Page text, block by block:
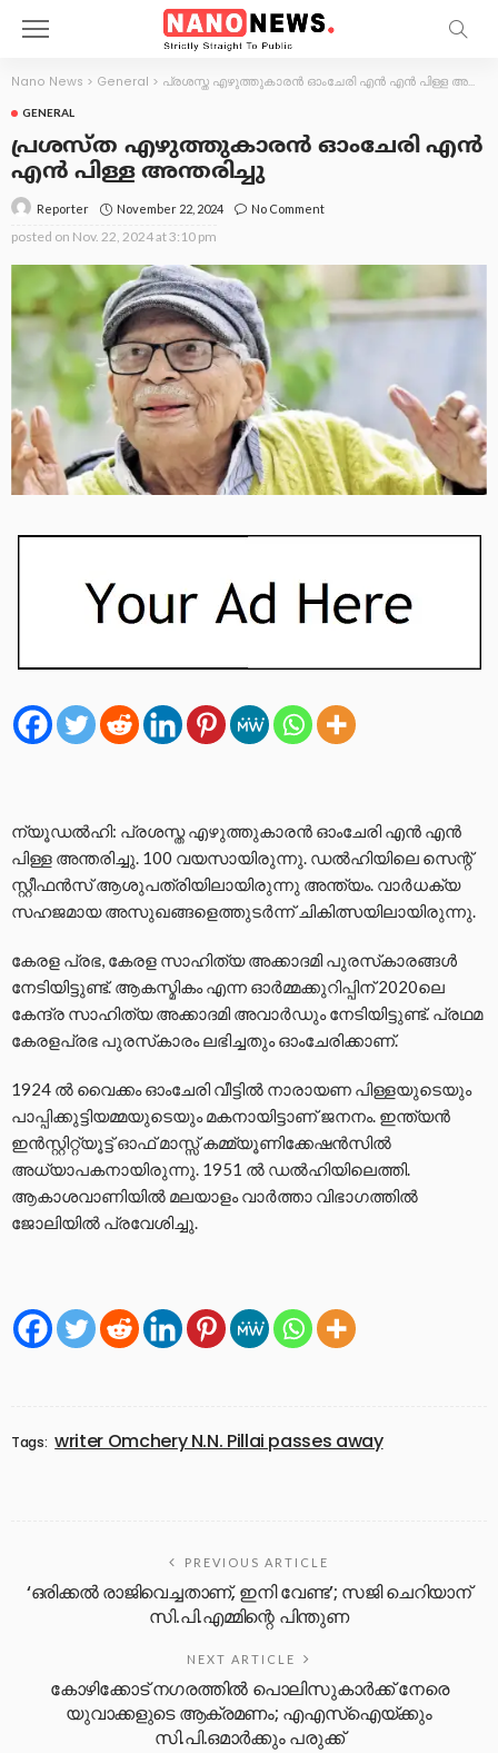
Nano News > General > പ്രശസ്ത എഴുത്തുകാരന്‍ ഓംചേരി എന്‍ എന്‍ പിള്ള അന്തരിച്ചു
GENERAL
പ്രശസ്ത എഴുത്തുകാരന്‍ ഓംചേരി എന്‍
എന്‍ പിള്ള അന്തരിച്ചു
Reporter November 22, 2024 No Comment
posted on Nov. 22, 2024 at 3:10 pm
ന്യൂഡല്‍ഹി: പ്രശസ്ത എഴുത്തുകാരന്‍ ഓംചേരി എന്‍ എന്‍
പിള്ള അന്തരിച്ചു. 100 വയസായിരുന്നു. ഡല്‍ഹിയിലെ സെന്റ്
സ്റ്റീഫന്‍സ് ആശുപത്രിയിലായിരുന്നു അന്ത്യം. വാര്‍ധക്യ
സഹജമായ അസുഖങ്ങളെത്തുടര്‍ന്ന് ചികിത്സയിലായിരുന്നു.
കേരള പ്രഭ, കേരള സാഹിത്യ അക്കാദമി പുരസ്‌കാരങ്ങള്‍
നേടിയിട്ടുണ്ട്. ആകസ്മികം എന്ന ഓര്‍മ്മക്കുറിപ്പിന് 2020ലെ
കേന്ദ്ര സാഹിത്യ അക്കാദമി അവാര്‍ഡും നേടിയിട്ടുണ്ട്. പ്രഥമ
കേരളപ്രഭ പുരസ്‌കാരം ലഭിച്ചതും ഓംചേരിക്കാണ്.
1924 ല്‍ വൈക്കം ഓംചേരി വീട്ടില്‍ നാരായണ പിള്ളയുടെയും
പാപ്പിക്കുട്ടിയമ്മയുടെയും മകനായിട്ടാണ് ജനനം. ഇന്ത്യന്‍
ഇന്‍സ്റ്റിറ്റ്യൂട്ട് ഓഫ് മാസ്സ് കമ്മ്യൂണിക്കേഷന്‍സില്‍
അധ്യാപകനായിരുന്നു. 1951 ല്‍ ഡല്‍ഹിയിലെത്തി.
ആകാശവാണിയില്‍ മലയാളം വാര്‍ത്താ വിഭാഗത്തില്‍
ജോലിയില്‍ പ്രവേശിച്ചു.
Tags: writer Omchery N.N. Pillai passes away
PREVIOUS ARTICLE
‘ഒരിക്കല്‍ രാജിവെച്ചതാണ്, ഇനി വേണ്ട’; സജി ചെറിയാന്
സി.പി.എമ്മിന്റെ പിന്തുണ
NEXT ARTICLE
കോഴിക്കോട് നഗരത്തില്‍ പൊലിസുകാര്‍ക്ക് നേരെ
യുവാക്കളുടെ ആക്രമണം; എഎസ്ഐയ്ക്കും
സി.പി.ഒമാര്‍ക്കും പരുക്ക്